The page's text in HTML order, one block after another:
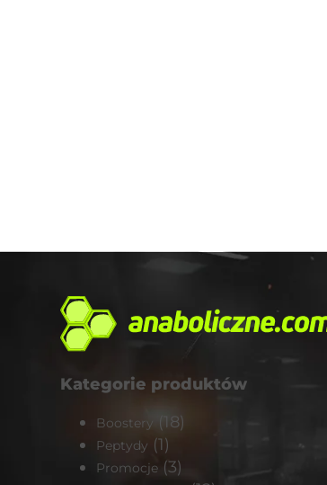
Kategorie produktów
Boostery (18)
Peptydy (1)
Promocje (3)